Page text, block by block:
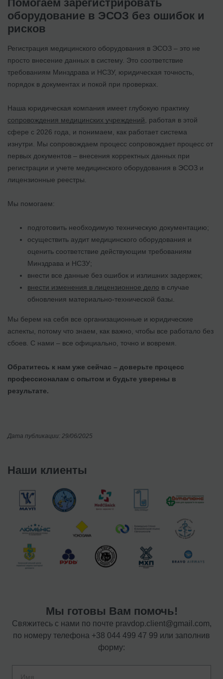
Помогаем зарегистрировать
оборудование в ЭСОЗ без ошибок и
рисков
Регистрация медицинского оборудования в ЭСОЗ – это не
просто внесение данных в систему. Это соответствие
требованиям Минздрава и НСЗУ, юридическая точность,
порядок в документах и ​​покой при проверках.
Наша юридическая компания имеет глубокую практику
сопровождения медицинских учреждений , работая в этой
сфере с 2026 года, и понимаем, как работает система
изнутри. Мы сопровождаем процесс сопровождает процесс от
первых документов – внесения корректных данных при
регистрации и учете медицинского оборудования в ЭСОЗ и
лицензионные реестры.
Мы помогаем:
подготовить необходимую техническую документацию;
осуществить аудит медицинского оборудования и
оценить соответствие действующим требованиям
Минздрава и НСЗУ;
внести все данные без ошибок и излишних задержек;
внести изменения в лицензионное дело в случае
обновления материально-технической базы.
Мы берем на себя все организационные и юридические
аспекты, потому что знаем, как важно, чтобы все работало без
сбоев. С нами – все официально, точно и вовремя.
Обратитесь к нам уже сейчас – доверьте процесс
профессионалам с опытом и будьте уверены в
результате.
Дата публикации: 29/06/2025
Наши клиенты
Мы готовы Вам помочь!
Свяжитесь с нами по почте pravdop.client@gmail.com,
по номеру телефона +38 044 499 47 99 или заполнив
форму: